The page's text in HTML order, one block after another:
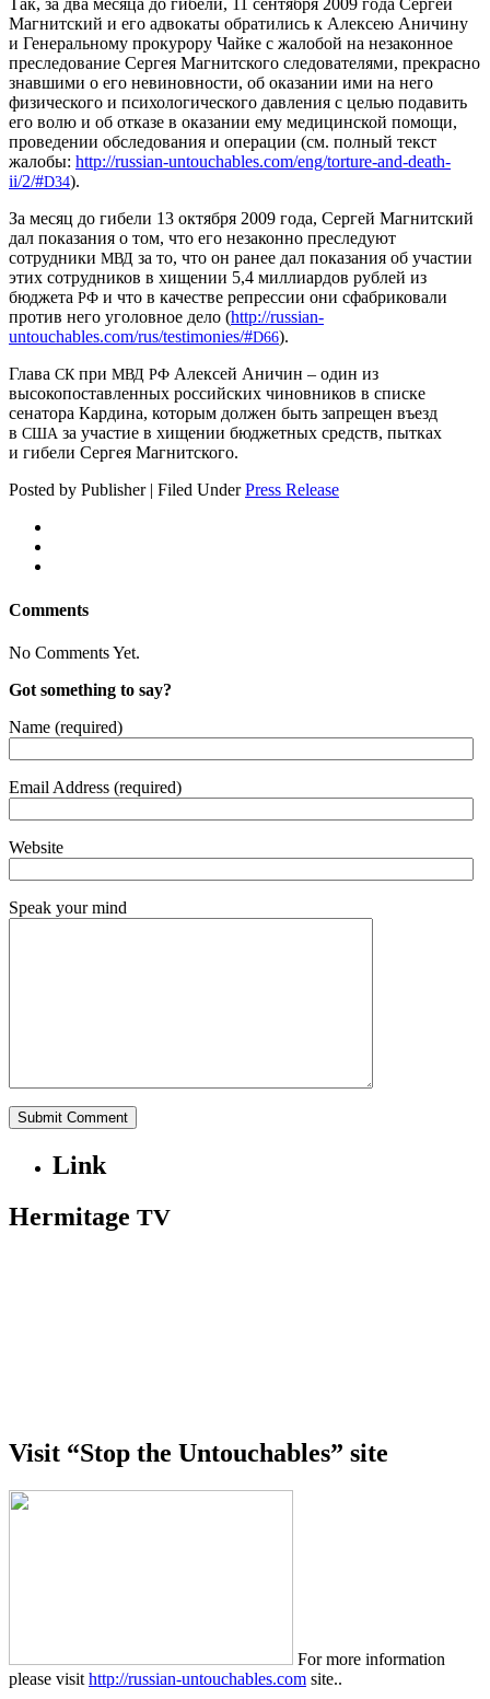
Так, за два месяца до гибели, 11 сентября 2009 года Сергей
Магнитский и его адвокаты обратились к Алексею Аничину
и Генеральному прокурору Чайке с жалобой на незаконное
преследование Сергея Магнитского следователями, прекрасно
знавшими о его невиновности, об оказании ими на него
физического и психологического давления с целью подавить
его волю и об отказе в оказании ему медицинской помощи,
проведении обследования и операции (см. полный текст
жалобы: http://russian-untouchables.com/eng/torture-and-death-
ii/2/#D34).
За месяц до гибели 13 октября 2009 года, Сергей Магнитский
дал показания о том, что его незаконно преследуют
сотрудники МВД за то, что он ранее дал показания об участии
этих сотрудников в хищении 5,4 миллиардов рублей из
бюджета РФ и что в качестве репрессии они сфабриковали
против него уголовное дело (http://russian-
untouchables.com/rus/testimonies/#D66).
Глава СК при МВД РФ Алексей Аничин – один из
высокопоставленных российских чиновников в списке
сенатора Кардина, которым должен быть запрещен въезд
в США за участие в хищении бюджетных средств, пытках
и гибели Сергея Магнитского.
Posted by Publisher | Filed UnderPress Release
Comments
No Comments Yet.
Got something to say?
Name (required)
Email Address (required)
Website
Speak your mind
Link
Hermitage TV
Visit “Stop the Untouchables” site
For more information
please visit http://russian-untouchables.com site..